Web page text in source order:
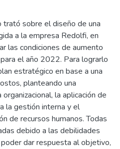
sobre el diseño de una
a la empresa Redolfi, en
las condiciones de aumento
el año 2022. Para lograrlo
estratégico en base a una
planteando una
la aplicación de
la gestión interna y el
de recursos humanos. Todas
debido a las debilidades
dar respuesta al objetivo,